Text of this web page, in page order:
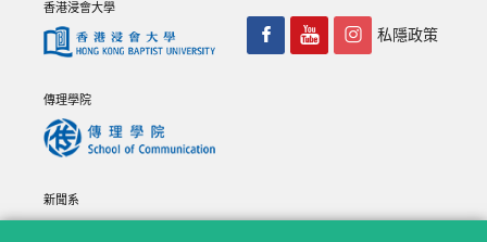
香港浸會大學
傳理學院
新聞系
私隱政策